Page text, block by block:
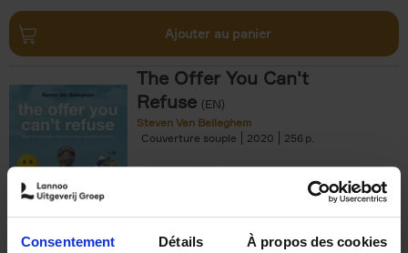
Consentement Détails À propos des cookies
Ajouter au panier
The Offer You Can't
Refuse (EN)
Steven Van Belleghem
Couverture souple
2020 256
€37,50